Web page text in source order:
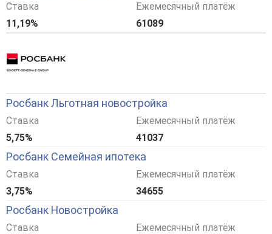
Ставка
11,19%
Ежемесячный платёж
61089
Росбанк Льготная новостройка
Ставка
5,75%
Ежемесячный платёж
41037
Росбанк Семейная ипотека
Ставка
3,75%
Ежемесячный платёж
34655
Росбанк Новостройка
Ставка Ежемесячный платёж